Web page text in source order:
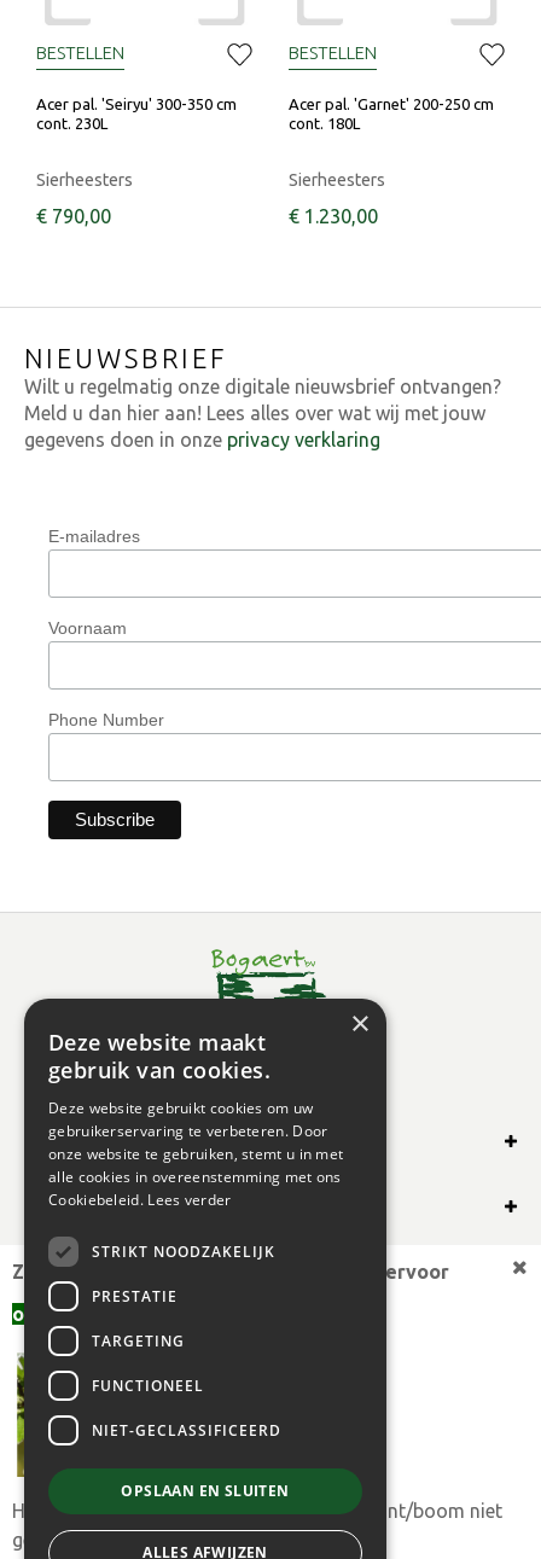
Albizia julibr. 'Summer Chocolate' roze 60-80 cm cont. 10L
Acer pal. 'Seiryu' 300-350 cm
cont. 230L
Sierheesters
€ 790,00
BESTELLEN
Acer pal. 'Garnet' 200-250 cm
cont. 180L
Sierheesters
€ 1.230,00
BESTELLEN
NIEUWSBRIEF
Wilt u regelmatig onze digitale nieuwsbrief ontvangen?
Meld u dan hier aan! Lees alles over wat wij met jouw
gegevens doen in onze privacy verklaring
E-mailadres
Voornaam
Phone Number
SHOP ONLINE
OVERIG
OPENINGSUREN
© 2024 BOGAERT B.V.
Zoekt u een andere plantmaat,
bekijk hiervoor
offerte aanvragen
Heeft u toch uw gewenste plantmaat of plant/boom niet
gevonden?
×
Deze website maakt
gebruik van cookies.
Deze website gebruikt cookies om uw
gebruikerservaring te verbeteren. Door
onze website te gebruiken, stemt u in met
alle cookies in overeenstemming met ons
Cookiebeleid. Lees verder
STRIKT NOODZAKELIJK
PRESTATIE
TARGETING
FUNCTIONEEL
NIET-GECLASSIFICEERD
OPSLAAN EN SLUITEN
ALLES AFWIJZEN